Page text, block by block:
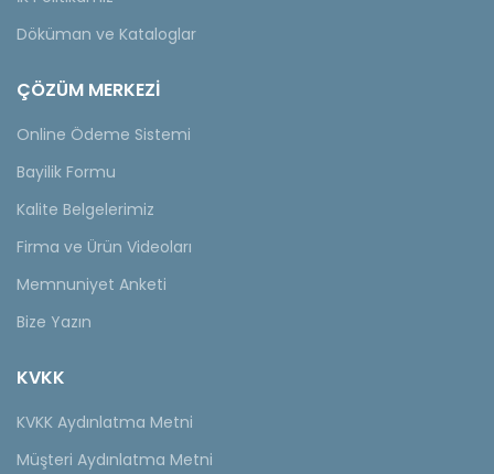
Döküman ve Kataloglar
ÇÖZÜM MERKEZİ
Online Ödeme Sistemi
Bayilik Formu
Kalite Belgelerimiz
Firma ve Ürün Videoları
Memnuniyet Anketi
Bize Yazın
KVKK
KVKK Aydınlatma Metni
Müşteri Aydınlatma Metni